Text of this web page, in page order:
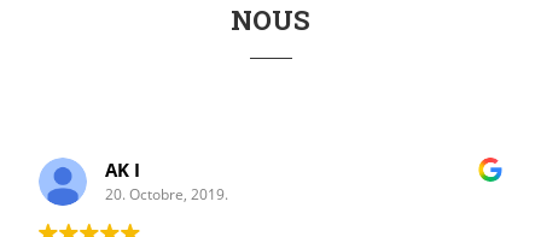
NOUS
AK I
20. Octobre, 2019.